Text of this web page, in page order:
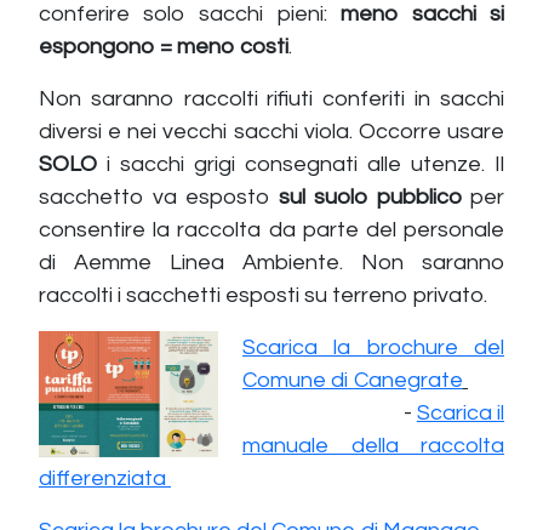
conferire solo sacchi pieni: meno sacchi si
espongono = meno costi.
Non saranno raccolti rifiuti conferiti in sacchi
diversi e nei vecchi sacchi viola. Occorre usare
SOLO i sacchi grigi consegnati alle utenze. Il
sacchetto va esposto sul suolo pubblico per
consentire la raccolta da parte del personale
di Aemme Linea Ambiente. Non saranno
raccolti i sacchetti esposti su terreno privato.
Scarica la brochure del
Comune di Canegrate
- Scarica il
manuale della raccolta
differenziata